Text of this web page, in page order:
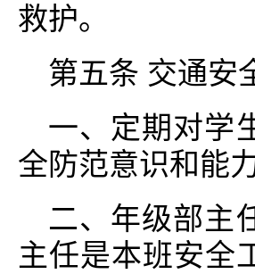
救护。
第五条 交通安
一、定期对学
全防范意识和能力
二、年级部主
主任是本班安全